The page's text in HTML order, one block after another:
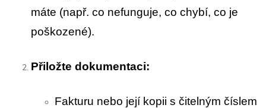
máte (např. co nefunguje, co chybí, co je
poškozené).
Přiložte dokumentaci:
Fakturu nebo její kopii s čitelným číslem